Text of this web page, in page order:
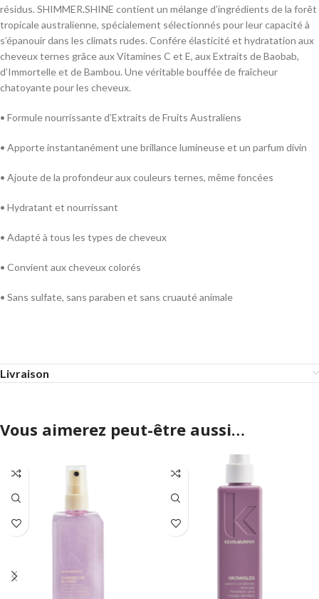
résidus. SHIMMER.SHINE contient un mélange d’ingrédients de la forêt
tropicale australienne, spécialement sélectionnés pour leur capacité à
s’épanouir dans les climats rudes. Confére élasticité et hydratation aux
cheveux ternes grâce aux Vitamines C et E, aux Extraits de Baobab,
d’Immortelle et de Bambou. Une véritable bouffée de fraîcheur
chatoyante pour les cheveux.
• Formule nourrissante d’Extraits de Fruits Australiens
• Apporte instantanément une brillance lumineuse et un parfum divin
• Ajoute de la profondeur aux couleurs ternes, même foncées
• Hydratant et nourrissant
• Adapté à tous les types de cheveux
• Convient aux cheveux colorés
• Sans sulfate, sans paraben et sans cruauté animale
Livraison
Vous aimerez peut-être aussi…